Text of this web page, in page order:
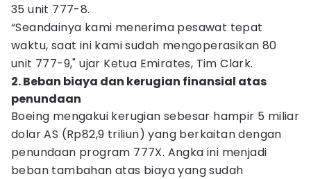
35 unit 777-8.
“Seandainya kami menerima pesawat tepat
waktu, saat ini kami sudah mengoperasikan 80
unit 777-9," ujar Ketua Emirates, Tim Clark.
2. Beban biaya dan kerugian finansial atas
penundaan
Boeing mengakui kerugian sebesar hampir 5 miliar
dolar AS (Rp82,9 triliun) yang berkaitan dengan
penundaan program 777X. Angka ini menjadi
beban tambahan atas biaya yang sudah